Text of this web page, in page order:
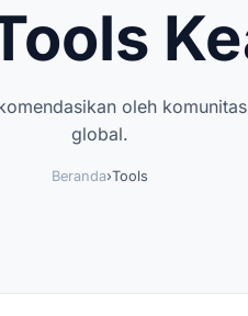
oleh
global.
Beranda›Tools